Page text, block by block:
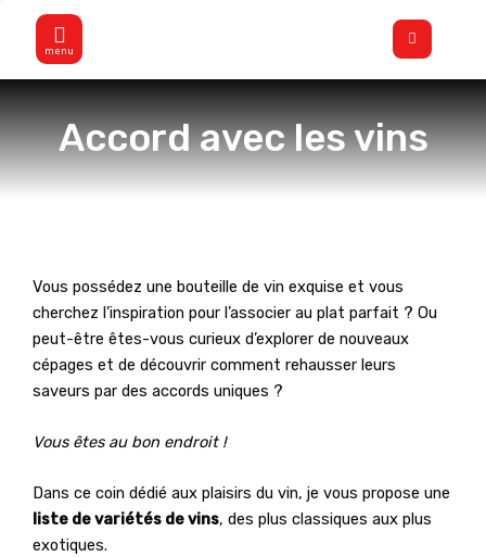
contenu
Flyout
Menu
Accord avec les vins
Vous possédez une bouteille de vin exquise et vous
cherchez l’inspiration pour l’associer au plat parfait ? Ou
peut-être êtes-vous curieux d’explorer de nouveaux
cépages et de découvrir comment rehausser leurs
saveurs par des accords uniques ?
Vous êtes au bon endroit !
Dans ce coin dédié aux plaisirs du vin, je vous propose une
liste de variétés de vins, des plus classiques aux plus
exotiques.